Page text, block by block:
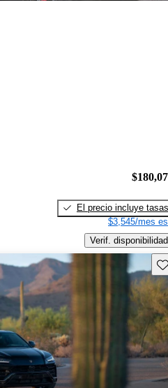
El precio incluye tasas
$3,545/mes
Verif. disponibilidad